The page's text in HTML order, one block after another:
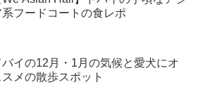
系フードコートの食レポ
バイの12月・1月の気候と愛犬にオ
スメの散歩スポット